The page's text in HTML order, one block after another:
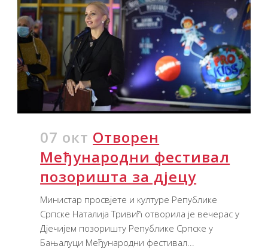
07 окт Отворен
Међународни фестивал
позоришта за дјецу
Министар просвјете и културе Републике
Српске Наталија Тривић отворила је вечерас у
Дјечијем позоришту Републике Српске у
Бањалуци Међународни фестивал...